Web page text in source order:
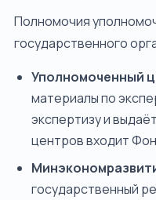
Полномочия
государственного
Уполномоченный
материалы по
экспертизу и
центров входит
государственный